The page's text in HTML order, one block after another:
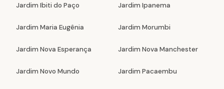
Jardim Ibiti do Paço Jardim Ipanema
Jardim Maria Eugênia Jardim Morumbi
Jardim Nova Esperança Jardim Nova Manchester
Jardim Novo Mundo Jardim Pacaembu